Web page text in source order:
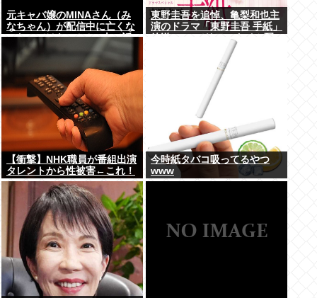
元キャバ嬢のMINAさん（み
なちゃん）が配信中に亡くな
ったのではないかとX上で話
題に（※動画あり）
東野圭吾を追悼、亀梨和也主
演のドラマ「東野圭吾 手紙」
放送 TVerでリアルタイム配
【衝撃】NHK職員が番組出演
タレントから性被害←これ！
今時紙タバコ吸ってるやつ
www